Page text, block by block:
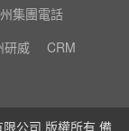
集團電話
研威
CRM
公司 版權所有 備